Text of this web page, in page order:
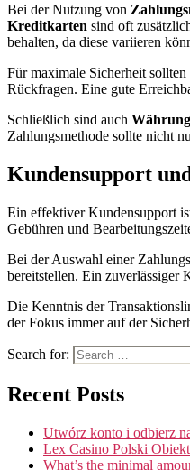
Bei der Nutzung von
Kreditkarten sind oft
behalten, da diese variieren
Für maximale Sicherheit
Rückfragen. Eine gute
Schließlich sind auch
Zahlungsmethode sollte nicht
Kundensupport
Ein effektiver Kundensupport
Gebühren und
Bei der Auswahl einer
bereitstellen. Ein zuverlässiger
Die Kenntnis der
der Fokus immer auf der
Search for:
Recent Posts
Utwórz konto i odbierz
Lex Casino Polski
What’s the minimal